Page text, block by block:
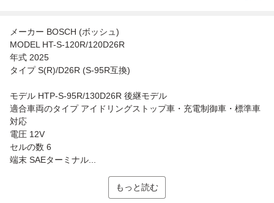
メーカー BOSCH (ボッシュ)
MODEL HT-S-120R/120D26R
年式 2025
タイプ S(R)/D26R (S-95R互換)
モデル HTP-S-95R/130D26R 後継モデル
適合車両のタイプ アイドリングストップ車・充電制御車・標準車
対応
電圧 12V
セルの数 6
端末 SAEターミナル...
もっと読む